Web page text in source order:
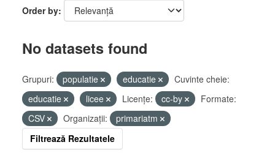
Order by
No datasets found
Grupuri: populatie educatie
Cuvinte cheie:
educatie
licee Licenţe: cc-by
Formate:
CSV
Organizații:
primariatm
Filtrează Rezultatele